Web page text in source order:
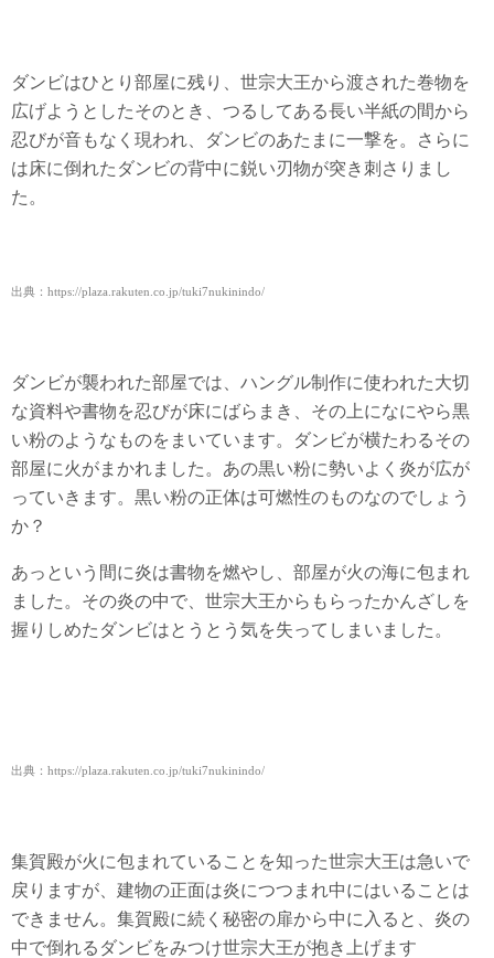
ダンビはひとり部屋に残り、世宗大王から渡された巻物を
広げようとしたそのとき、つるしてある長い半紙の間から
忍びが音もなく現われ、ダンビのあたまに一撃を。さらに
は床に倒れたダンビの背中に鋭い刃物が突き刺さりまし
た。
出典：https://plaza.rakuten.co.jp/tuki7nukinindo/
ダンビが襲われた部屋では、ハングル制作に使われた大切
な資料や書物を忍びが床にばらまき、その上になにやら黒
い粉のようなものをまいています。ダンビが横たわるその
部屋に火がまかれました。あの黒い粉に勢いよく炎が広が
っていきます。黒い粉の正体は可燃性のものなのでしょう
か？
あっという間に炎は書物を燃やし、部屋が火の海に包まれ
ました。その炎の中で、世宗大王からもらったかんざしを
握りしめたダンビはとうとう気を失ってしまいました。
出典：https://plaza.rakuten.co.jp/tuki7nukinindo/
集賀殿が火に包まれていることを知った世宗大王は急いで
戻りますが、建物の正面は炎につつまれ中にはいることは
できません。集賀殿に続く秘密の扉から中に入ると、炎の
中で倒れるダンビをみつけ世宗大王が抱き上げます